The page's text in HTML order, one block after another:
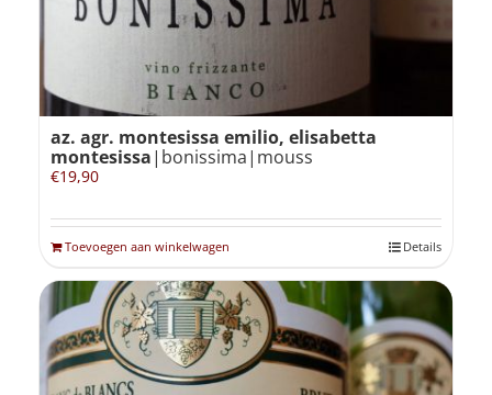
az. agr. montesissa emilio, elisabetta
montesissa|bonissima|mouss
€19,90
Toevoegen aan winkelwagen Details